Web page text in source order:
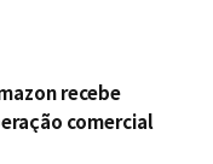
artificial
recebe
comercial
desses